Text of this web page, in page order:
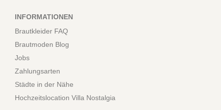
INFORMATIONEN
Brautkleider FAQ
Brautmoden Blog
Jobs
Zahlungsarten
Städte in der Nähe
Hochzeitslocation Villa Nostalgia